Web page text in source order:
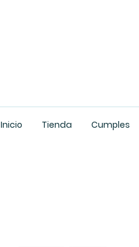
Inicio Tienda Cumples